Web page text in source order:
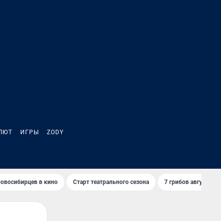
ИГРЫ ZODY
в кино Старт театрального сезона 7 грибов августа